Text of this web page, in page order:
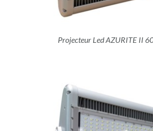
Projecteur Led AZURITE II